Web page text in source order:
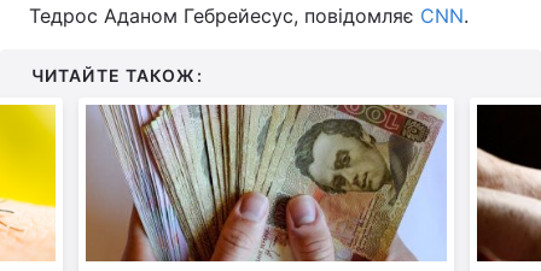
Економіка Світ
Спорт
Техно і зв'язок Лайт
Інциденти
Здоров'я Туризм
Тедрос Аданом Гебрейесус, повідомляє CNN.
ЧИТАЙТЕ ТАКОЖ: